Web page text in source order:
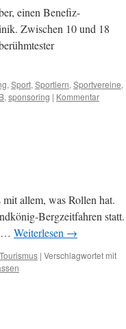
einen Benefiz-
Zwischen 10 und 18
, Sport, Sportlern, Sportvereine,
, sponsoring | Kommentar
allem, was Rollen hat.
Bergzeitfahren statt.
… Weiterlesen →
Tourismus | Verschlagwortet mit